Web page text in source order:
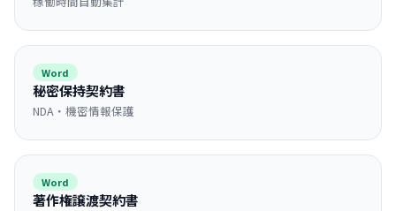
Word
秘密保持契約書
NDA・機密情報保護
Word
著作権譲渡契約書